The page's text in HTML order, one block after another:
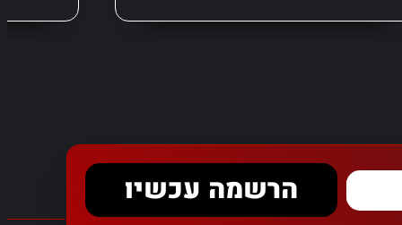
הרשמה עכשיו